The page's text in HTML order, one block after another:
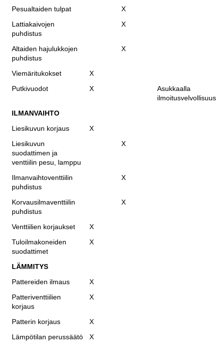
Pesualtaiden tulpat
X
Lattiakaivojen
puhdistus
X
Altaiden hajulukkojen
puhdistus
X
Viemäritukokset
X
Putkivuodot
X
Asukkaalla
ilmoitusvelvollisuus
ILMANVAIHTO
Liesikuvun korjaus
X
Liesikuvun
suodattimen ja
venttiilin pesu, lamppu
X
Ilmanvaihtoventtiilin
puhdistus
X
Korvausilmaventtiilin
puhdistus
X
Venttiilien korjaukset
X
Tuloilmakoneiden
suodattimet
X
LÄMMITYS
Pattereiden ilmaus
X
Patteriventtiilien
korjaus
X
Patterin korjaus
X
Lämpötilan perussäätö
X